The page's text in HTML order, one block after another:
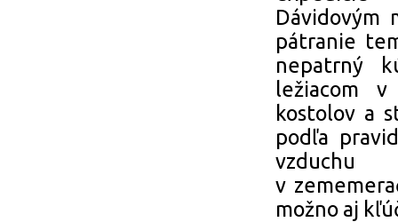
Dávidovým
pátranie
nepatrný
ležiacom
kostolov a
podľa
vzduchu
v
možno aj